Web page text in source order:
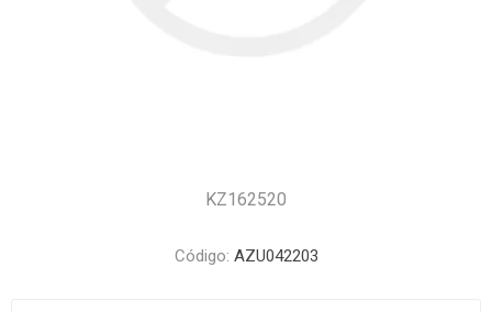
KZ162520
Código: AZU042203